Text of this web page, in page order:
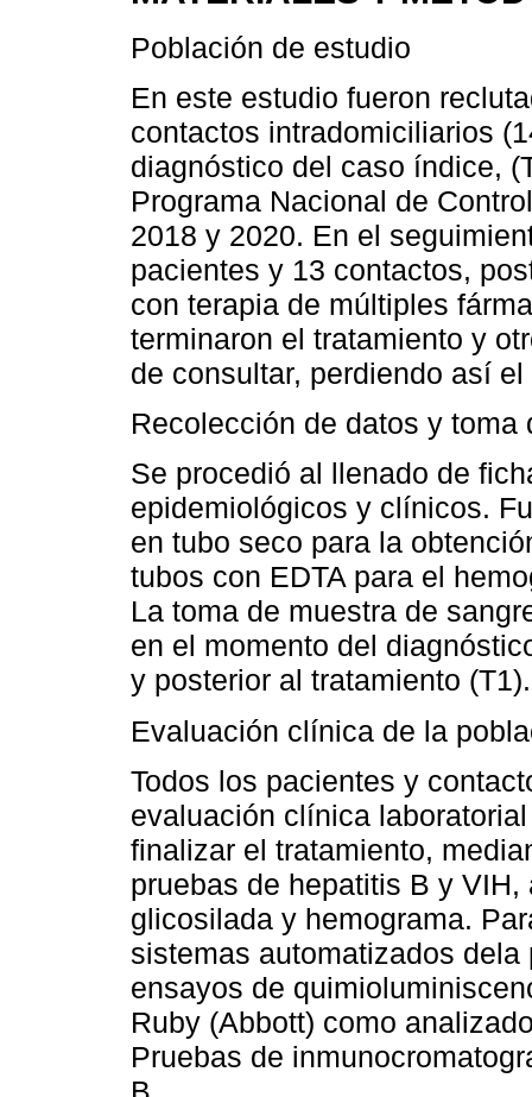
Población de estudio
En este estudio fueron
contactos intradomiciliarios
diagnóstico del caso índice,
Programa Nacional de
2018 y 2020. En el
pacientes y 13 contactos,
con terapia de múltiples
terminaron el tratamiento y
de consultar, perdiendo así
Recolección de datos y toma
Se procedió al llenado de
epidemiológicos y clínicos.
en tubo seco para la
tubos con EDTA para el
La toma de muestra de
en el momento del
y posterior al tratamiento (T1).
Evaluación clínica de la
Todos los pacientes y
evaluación clínica
finalizar el tratamiento,
pruebas de hepatitis B y
glicosilada y hemograma.
sistemas automatizados
ensayos de
Ruby (Abbott) como
Pruebas de